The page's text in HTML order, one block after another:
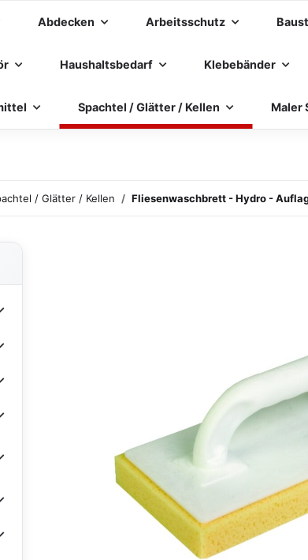
Abdecken Arbeitsschutz
Haushaltsbedarf Klebebänder
Spachtel / Glätter / Kellen Maler
/ Glätter / Kellen Fliesenwaschbrett - Hydro -